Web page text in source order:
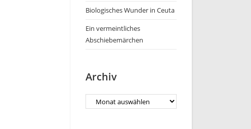
Biologisches Wunder in Ceuta
Ein vermeintliches
Abschiebemärchen
Archiv
Archiv